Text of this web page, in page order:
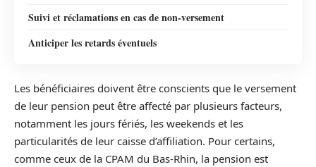
Suivi et réclamations en cas de non-versement
Anticiper les retards éventuels
Les bénéficiaires doivent être conscients que le versement
de leur pension peut être affecté par plusieurs facteurs,
notamment les jours fériés, les weekends et les
particularités de leur caisse d’affiliation. Pour certains,
comme ceux de la CPAM du Bas-Rhin, la pension est